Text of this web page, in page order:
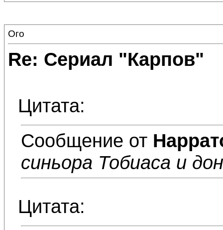
Ого
Re: Сериал "Карпов"
Цитата:
Сообщение от
синьора Тобиаса и
Цитата: